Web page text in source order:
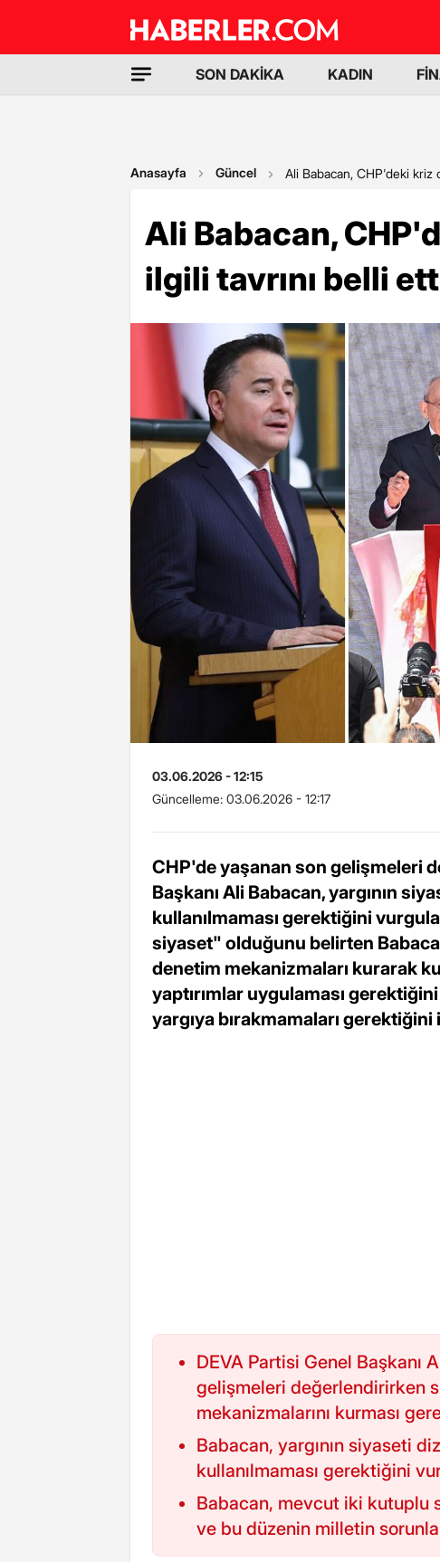
SON DAKİKA KADIN
Anasayfa Güncel Ali Babacan, CHP'deki kriz
Ali Babacan,
ilgili tavrını belli
03.06.2026 - 12:15
Güncelleme: 03.06.2026 - 12:17
CHP'de yaşanan son gelişmeleri
Başkanı Ali Babacan, yargının
kullanılmaması gerektiğini
siyaset" olduğunu belirten
denetim mekanizmaları kurarak
yaptırımlar uygulaması
yargıya bırakmamaları
DEVA Partisi Genel Başkanı
gelişmeleri değerlendirirken
mekanizmalarını kurması
Babacan, yargının siyaseti
kullanılmaması gerektiğini
Babacan, mevcut iki kutuplu
ve bu düzenin milletin